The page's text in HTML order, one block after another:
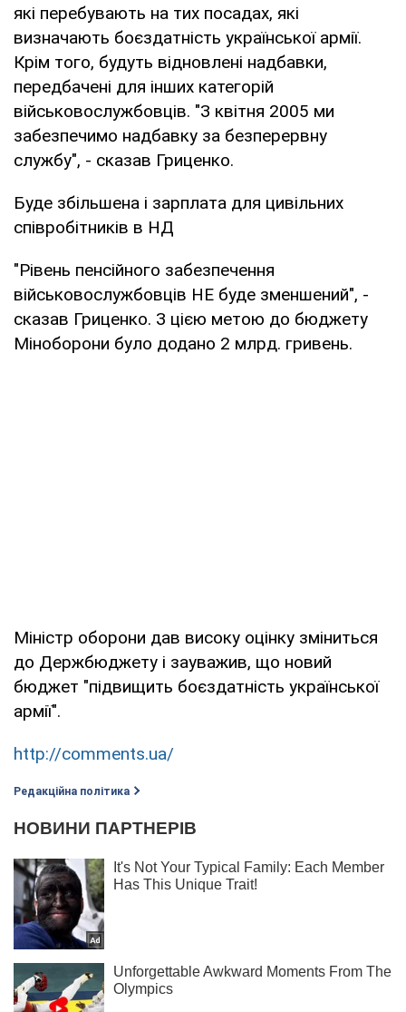
які перебувають на тих посадах, які
визначають боєздатність української армії.
Крім того, будуть відновлені надбавки,
передбачені для інших категорій
військовослужбовців. "З квітня 2005 ми
забезпечимо надбавку за безперервну
службу", - сказав Гриценко.
Буде збільшена і зарплата для цивільних
співробітників в НД
"Рівень пенсійного забезпечення
військовослужбовців НЕ буде зменшений", -
сказав Гриценко. З цією метою до бюджету
Міноборони було додано 2 млрд. гривень.
Міністр оборони дав високу оцінку зміниться
до Держбюджету і зауважив, що новий
бюджет "підвищить боєздатність української
армії".
http://comments.ua/
Редакційна політика